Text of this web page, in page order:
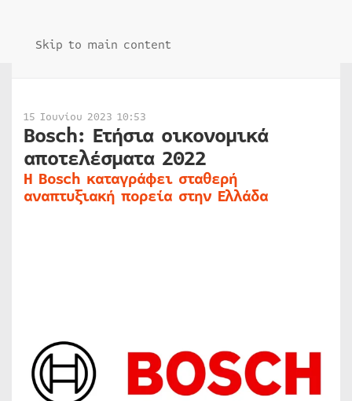
Skip to main content
15 Ιουνίου 2023 10:53
Bosch: Ετήσια οικονομικά
αποτελέσματα 2022
Η Bosch καταγράφει σταθερή
αναπτυξιακή πορεία στην Ελλάδα